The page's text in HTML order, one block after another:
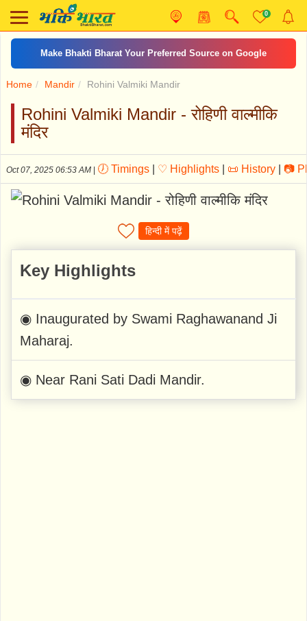
0
Make Bhakti Bharat Your Preferred Source on Google
Home Mandir Rohini Valmiki Mandir
Rohini Valmiki Mandir - रोहिणी वाल्मीकि
मंदिर
Oct 07, 2025 06:53 AM 🕖 Timings ♡ Highlights 📜 History 📷
हिन्दी में पढ़ें
Key Highlights
◉ Inaugurated by Swami Raghawanand Ji
Maharaj.
◉ Near Rani Sati Dadi Mandir.